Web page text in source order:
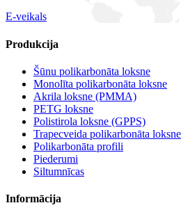
E-veikals
Produkcija
Šūnu polikarbonāta loksne
Monolīta polikarbonāta loksne
Akrila loksne (PMMA)
PETG loksne
Polistirola loksne (GPPS)
Trapecveida polikarbonāta loksne
Polikarbonāta profili
Piederumi
Siltumnīcas
Informācija